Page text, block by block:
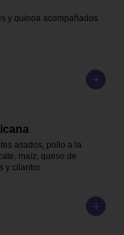
y quinoa acompañados
asados, pollo a la
maíz, queso de
y cilantro.